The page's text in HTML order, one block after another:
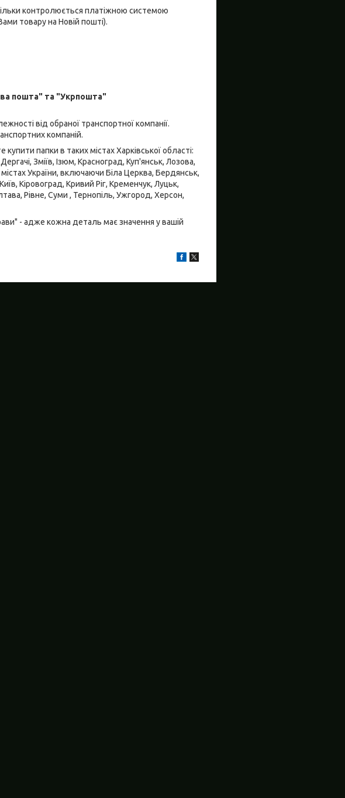
контролюється платіжною системою
товару на Новій пошті).
пошта" та "Укрпошта"
від обраної транспортної компанії.
компаній.
папки в таких містах Харківської області:
Зміїв, Ізюм, Красноград, Куп'янськ, Лозова,
України, включаючи Біла Церква, Бердянськ,
Кіровоград, Кривий Ріг, Кременчук, Луцьк,
Рівне, Суми , Тернопіль, Ужгород, Херсон,
- адже кожна деталь має значення у вашій